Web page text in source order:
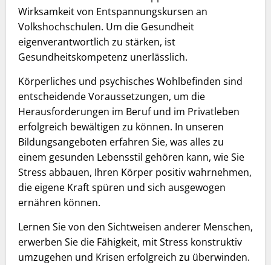
Wirksamkeit von Entspannungskursen an
Volkshochschulen. Um die Gesundheit
eigenverantwortlich zu stärken, ist
Gesundheitskompetenz unerlässlich.
Körperliches und psychisches Wohlbefinden sind
entscheidende Voraussetzungen, um die
Herausforderungen im Beruf und im Privatleben
erfolgreich bewältigen zu können. In unseren
Bildungsangeboten erfahren Sie, was alles zu
einem gesunden Lebensstil gehören kann, wie Sie
Stress abbauen, Ihren Körper positiv wahrnehmen,
die eigene Kraft spüren und sich ausgewogen
ernähren können.
Lernen Sie von den Sichtweisen anderer Menschen,
erwerben Sie die Fähigkeit, mit Stress konstruktiv
umzugehen und Krisen erfolgreich zu überwinden.